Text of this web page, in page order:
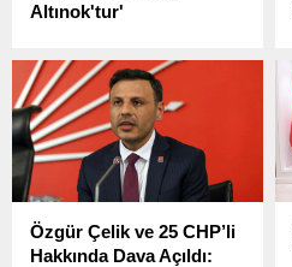
Altınok'tur'
Başkanı Mansur Yavaş,
seçim sonuçlarına ilişkin
açıklamada bulundu.
Özgür Çelik ve 25 CHP’li
Hakkında Dava Açıldı: